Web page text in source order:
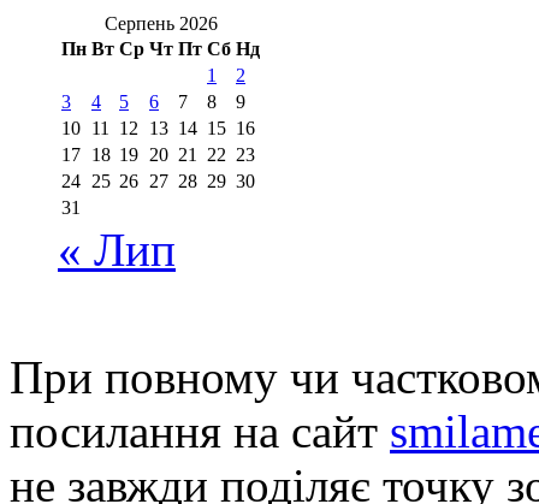
Серпень 2026
Пн Вт Ср Чт Пт Сб Нд
1
2
3
4 5 6 7 8
9
10 11 12 13 14 15 16
17 18 19 20 21 22 23
24 25 26 27 28 29 30
31
« Лип
При повному чи
посилання на сайт
не завжди поділяє точку